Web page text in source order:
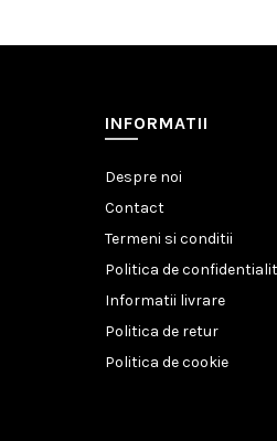
INFORMATII
Despre noi
Contact
Termeni si conditii
Politica de
Informatii livrare
Politica de retur
Politica de cookie